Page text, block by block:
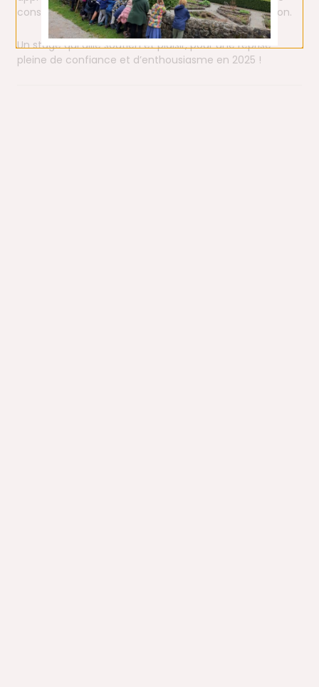
conseils et techniques d’organisation et de motivation.
Un stage qui allie soutien et plaisir, pour une reprise
pleine de confiance et d’enthousiasme en 2025 !